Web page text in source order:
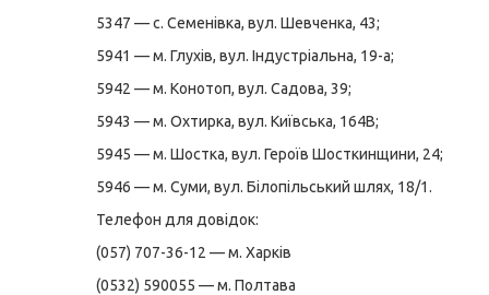
5347 — с. Семенівка, вул. Шевченка, 43;
5941 — м. Глухів, вул. Індустріальна, 19-а;
5942 — м. Конотоп, вул. Садова, 39;
5943 — м. Охтирка, вул. Київська, 164В;
5945 — м. Шостка, вул. Героїв Шосткинщини, 24;
5946 — м. Суми, вул. Білопільський шлях, 18/1.
Телефон для довідок:
(057) 707-36-12 — м. Харків
(0532) 590055 — м. Полтава